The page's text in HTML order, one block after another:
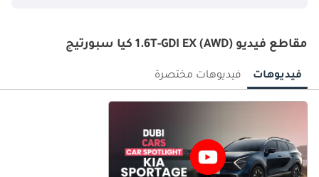
مقاطع فيديو 1.6T-GDI EX (AWD) كيا سبورتيج
فيديوهات فيديوهات مختصرة